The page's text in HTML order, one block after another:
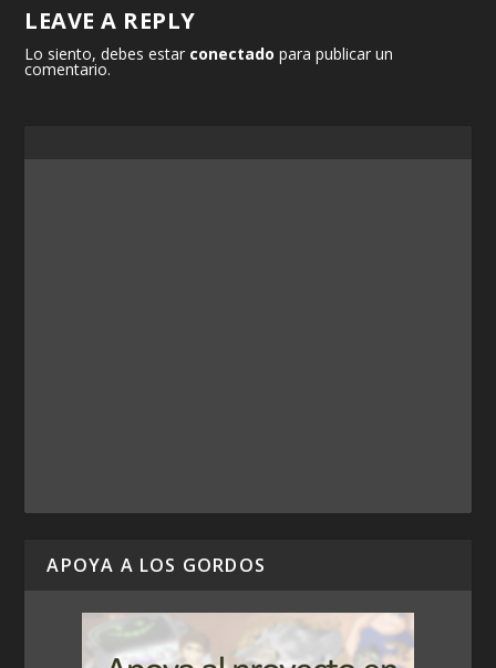
LEAVE A REPLY
Lo siento, debes estar conectado para publicar un
comentario.
APOYA A LOS GORDOS